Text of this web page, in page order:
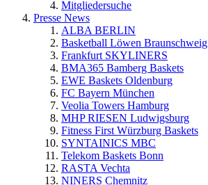
Mitgliedersuche
Presse News
ALBA BERLIN
Basketball Löwen Braunschweig
Frankfurt SKYLINERS
BMA365 Bamberg Baskets
EWE Baskets Oldenburg
FC Bayern München
Veolia Towers Hamburg
MHP RIESEN Ludwigsburg
Fitness First Würzburg Baskets
SYNTAINICS MBC
Telekom Baskets Bonn
RASTA Vechta
NINERS Chemnitz